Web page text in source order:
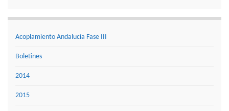
Acoplamiento Andalucía Fase III
Boletines
2014
2015